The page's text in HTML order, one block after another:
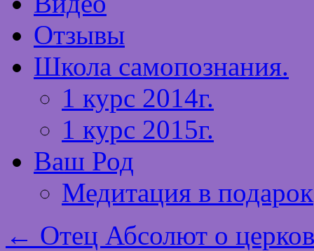
Отзывы
Школа самопознания.
1 курс 2014г.
1 курс 2015г.
Ваш Род
Медитация в подарок
← Отец Абсолют о